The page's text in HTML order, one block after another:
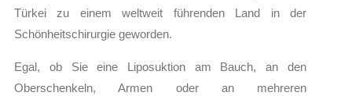
Türkei zu einem weltweit führenden Land in der
Schönheitschirurgie geworden.
Egal, ob Sie eine Liposuktion am Bauch, an den
Oberschenkeln, Armen oder an mehreren